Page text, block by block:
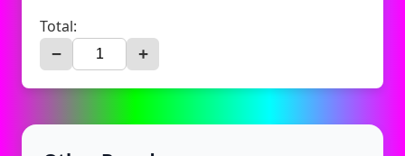
Total:
− +